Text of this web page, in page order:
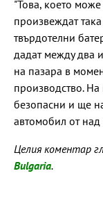
"Това, което
произвеждат
твърдотелни
дадат между два
на пазара в
производство.
безопасни и ще
автомобил от над
Целия коментар
Bulgaria.